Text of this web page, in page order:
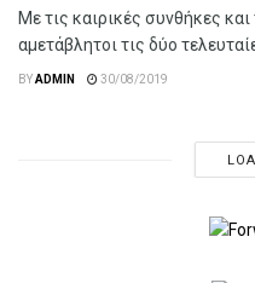
Με τις καιρικές συνθήκες
αμετάβλητοι τις δύο
BYADMIN 30/08/2019